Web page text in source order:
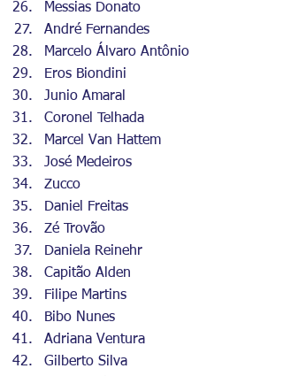
Messias Donato
André Fernandes
Marcelo Álvaro Antônio
Eros Biondini
Junio Amaral
Coronel Telhada
Marcel Van Hattem
José Medeiros
Zucco
Daniel Freitas
Zé Trovão
Daniela Reinehr
Capitão Alden
Filipe Martins
Bibo Nunes
Adriana Ventura
Gilberto Silva